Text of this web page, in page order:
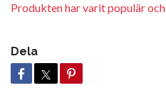
Produkten har varit populär
Dela